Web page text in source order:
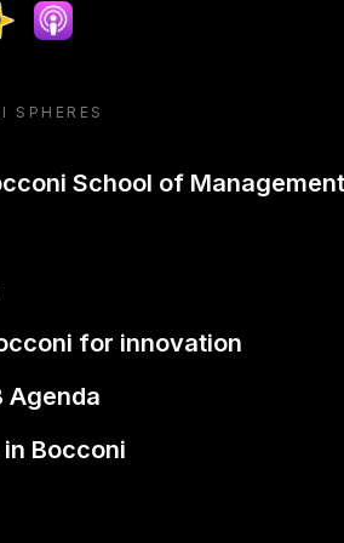
Apple podcast
SPHERES
School of Management
for innovation
Agenda
Bocconi